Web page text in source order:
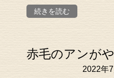
続きを読む
赤毛のアンが
2022年